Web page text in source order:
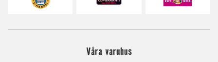
Våra varuhus